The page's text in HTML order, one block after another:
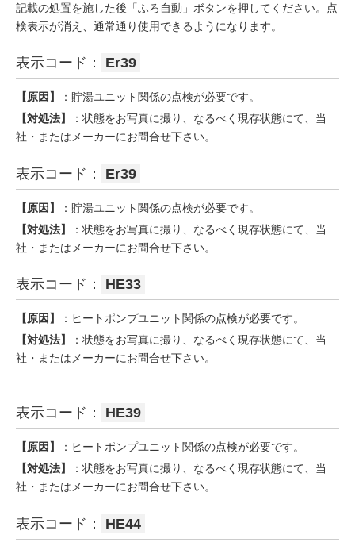
記載の処置を施した後「ふろ自動」ボタンを押してください。点
検表示が消え、通常通り使用できるようになります。
表示コード： Er39
【原因】
：貯湯ユニット関係の点検が必要です。
【対処法】
：状態をお写真に撮り、なるべく現存状態にて、当
社・またはメーカーにお問合せ下さい。
表示コード： Er39
【原因】
：貯湯ユニット関係の点検が必要です。
【対処法】
：状態をお写真に撮り、なるべく現存状態にて、当
社・またはメーカーにお問合せ下さい。
表示コード： HE33
【原因】
：ヒートポンプユニット関係の点検が必要です。
【対処法】
：状態をお写真に撮り、なるべく現存状態にて、当
社・またはメーカーにお問合せ下さい。
表示コード： HE39
【原因】
：ヒートポンプユニット関係の点検が必要です。
【対処法】
：状態をお写真に撮り、なるべく現存状態にて、当
社・またはメーカーにお問合せ下さい。
表示コード： HE44